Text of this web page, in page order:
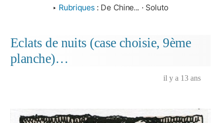
‣ Rubriques : De Chine... · Soluto
Eclats de nuits (case choisie, 9ème
planche)…
il y a 13 ans